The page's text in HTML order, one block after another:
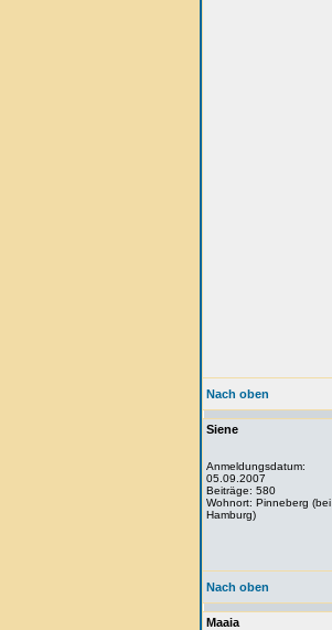
Nach oben
Siene
Anmeldungsdatum:
05.09.2007
Beiträge: 580
Wohnort: Pinneberg (bei
Hamburg)
Nach oben
Maaia